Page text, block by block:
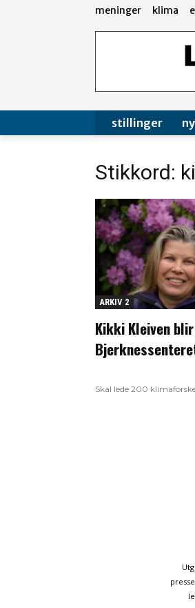
meninger klima
stillinger
Stikkord:
ARKIV 2
Kikki Kleiven
Skal lede 200